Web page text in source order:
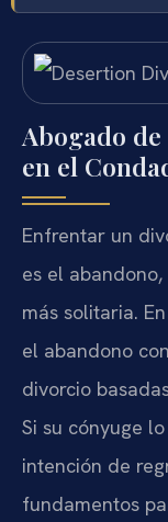
Abogado
en el
Enfrentar un
es el
más solitaria.
el abandono
divorcio
Si su cónyuge
intención de
fundamentos